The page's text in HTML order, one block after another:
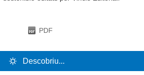
PDF
Descobriu...